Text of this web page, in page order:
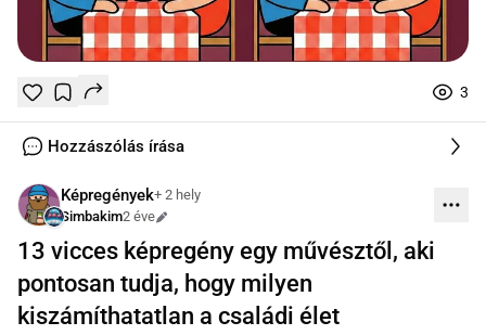
TetszikMentés
0
3
0 online
Hozzászólás írása
Képregények+ 2 hely
Simbakim2 éve
Szerkesztve
13 vicces képregény egy művésztől, aki
pontosan tudja, hogy milyen
kiszámíthatatlan a családi élet